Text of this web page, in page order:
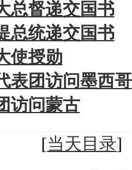
总督递交国书
总统递交国书
使授勋
表团访问墨西哥
访问蒙古
[当天目录